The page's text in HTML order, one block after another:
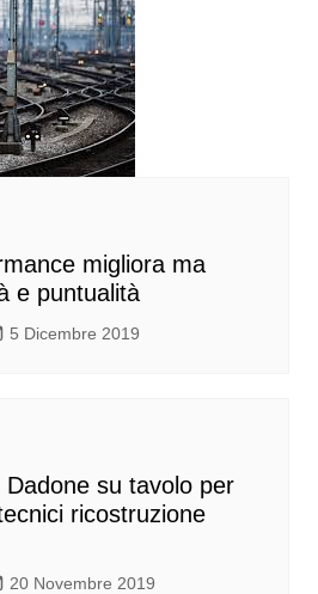
migliora ma
e puntualità
5 Dicembre 2019
su tavolo per
ricostruzione
20 Novembre 2019